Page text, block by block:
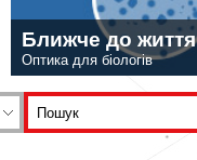
Ближче до життя
Оптика для біологів